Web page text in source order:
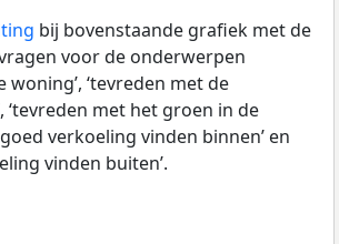
bij bovenstaande grafiek met de
voor de onderwerpen
woning’, ‘tevreden met de
‘tevreden met het groen in de
goed verkoeling vinden binnen’ en
vinden buiten’.